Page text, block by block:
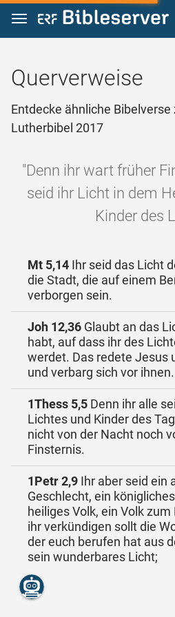
Zum Inhalt springen
Querverweise
Entdecke ähnliche Bibelverse
Lutherbibel 2017
"Denn ihr wart früher
seid ihr Licht in dem
Kinder des
Mt 5,14 Ihr seid das Licht
die Stadt, die auf einem
verborgen sein.
Joh 12,36 Glaubt an das
habt, auf dass ihr des
werdet. Das redete Jesus
und verbarg sich vor ihnen.
1Thess 5,5 Denn ihr alle
Lichtes und Kinder des
nicht von der Nacht noch
Finsternis.
1Petr 2,9 Ihr aber seid ein
Geschlecht, ein
heiliges Volk, ein Volk
ihr verkündigen sollt die
der euch berufen hat aus
sein wunderbares Licht;